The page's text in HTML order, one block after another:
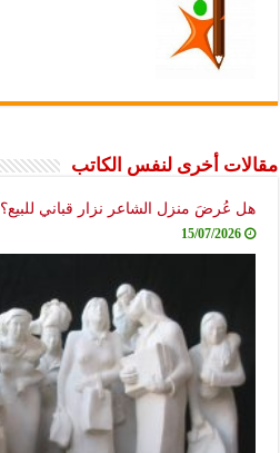
مقالات أخرى لنفس الكاتب
هل عُرضَ منزل الشاعر نزار قباني للبيع؟
15/07/2026